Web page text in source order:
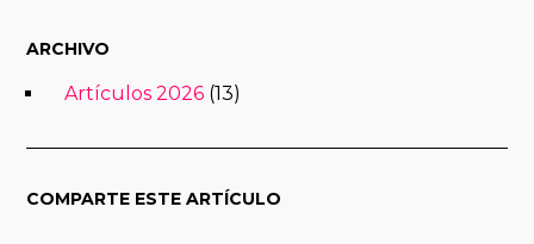
ARCHIVO
Artículos 2026 (13)
COMPARTE ESTE ARTÍCULO